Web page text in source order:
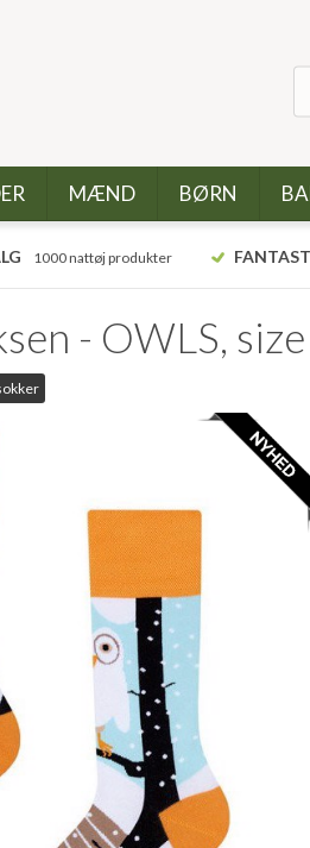
MÆND BØRN
1000 nattøj produkter
- OWLS,